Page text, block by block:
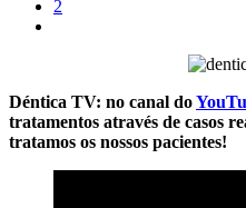
2
Déntica TV: no canal do
tratamentos através de casos
tratamos os nossos pacientes!